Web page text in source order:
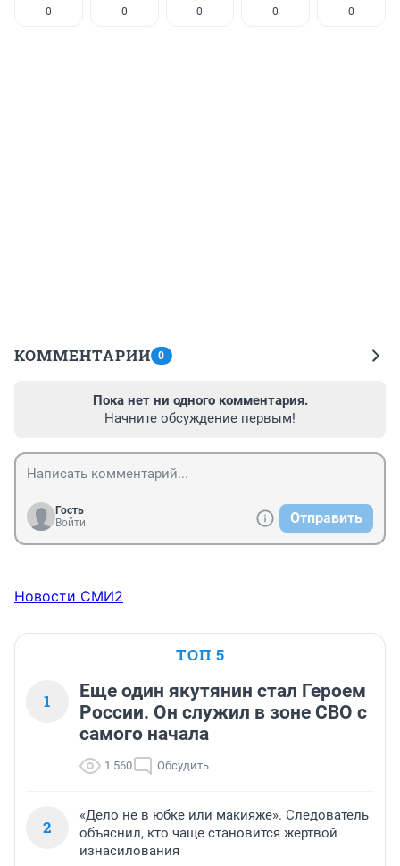
0 0 0 0 0
КОММЕНТАРИИ 0
Пока нет ни одного комментария.
Начните обсуждение первым!
Гость
Войти
Отправить
Новости СМИ2
ТОП 5
1
Еще один якутянин стал Героем
России. Он служил в зоне СВО с
самого начала
1 560 Обсудить
2
«Дело не в юбке или макияже». Следователь
объяснил, кто чаще становится жертвой
изнасилования